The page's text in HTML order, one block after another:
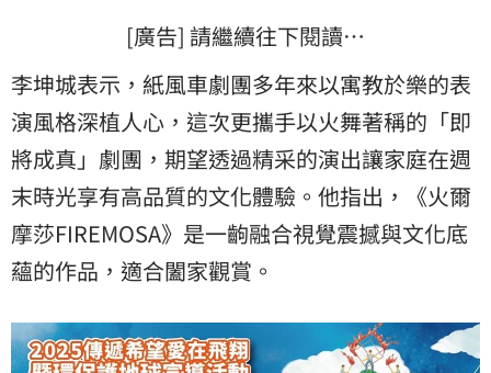
[廣告] 請繼續往下閱讀…
李坤城表示，紙風車劇團多年來以寓教於樂的表
演風格深植人心，這次更攜手以火舞著稱的「即
將成真」劇團，期望透過精采的演出讓家庭在週
末時光享有高品質的文化體驗。他指出，《火爾
摩莎FIREMOSA》是一齣融合視覺震撼與文化底
蘊的作品，適合闔家觀賞。